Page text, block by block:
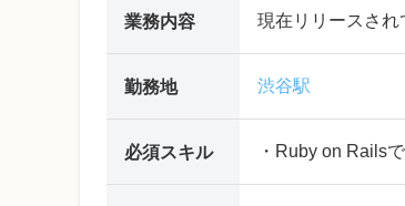
業務内容 現在リリースされ
勤務地 渋谷駅
必須スキル ・Ruby on Rails